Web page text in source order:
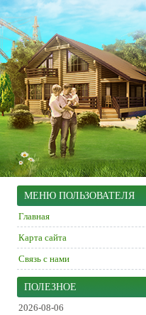
МЕНЮ ПОЛЬЗОВАТЕЛЯ
Главная
Карта сайта
Связь с нами
ПОЛЕЗНОЕ
2026-08-06